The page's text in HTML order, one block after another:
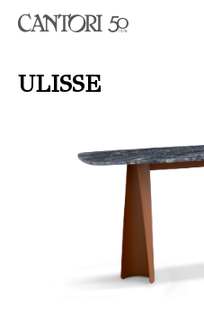
ULISSE